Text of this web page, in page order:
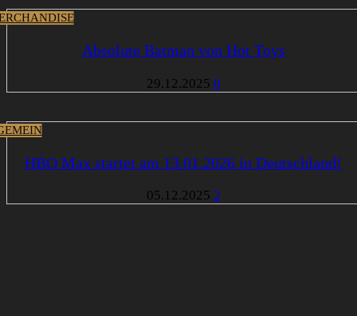
Absolute Batman von Hot Toys
29.12.2025 0
HBO Max startet am 13.01.2026 in Deutschland!
05.12.2025 2